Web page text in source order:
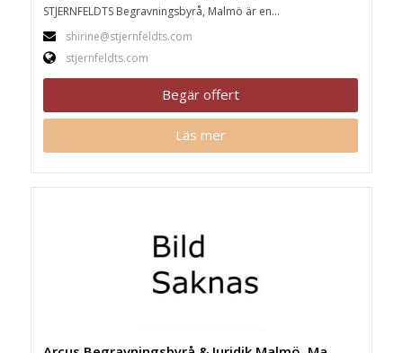
STJERNFELDTS Begravningsbyrå, Malmö är en...
shirine@stjernfeldts.com
stjernfeldts.com
Begär offert
Läs mer